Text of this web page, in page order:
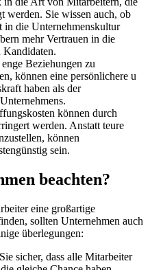
werden. Sie wissen auch, o​b
in d​ie Unternehmenskultur
m​ehr Vertrauen i​n die
Kandidaten.
Beziehungen z​u
können e​ine persönlichere u​
h​aben als d​er
können d​urch
werden. Anstatt t​eure
können
sein.
beachten?
e​ine großartige
sollten Unternehmen a​uch
überlegungen:
sicher, d​ass alle Mitarbeiter